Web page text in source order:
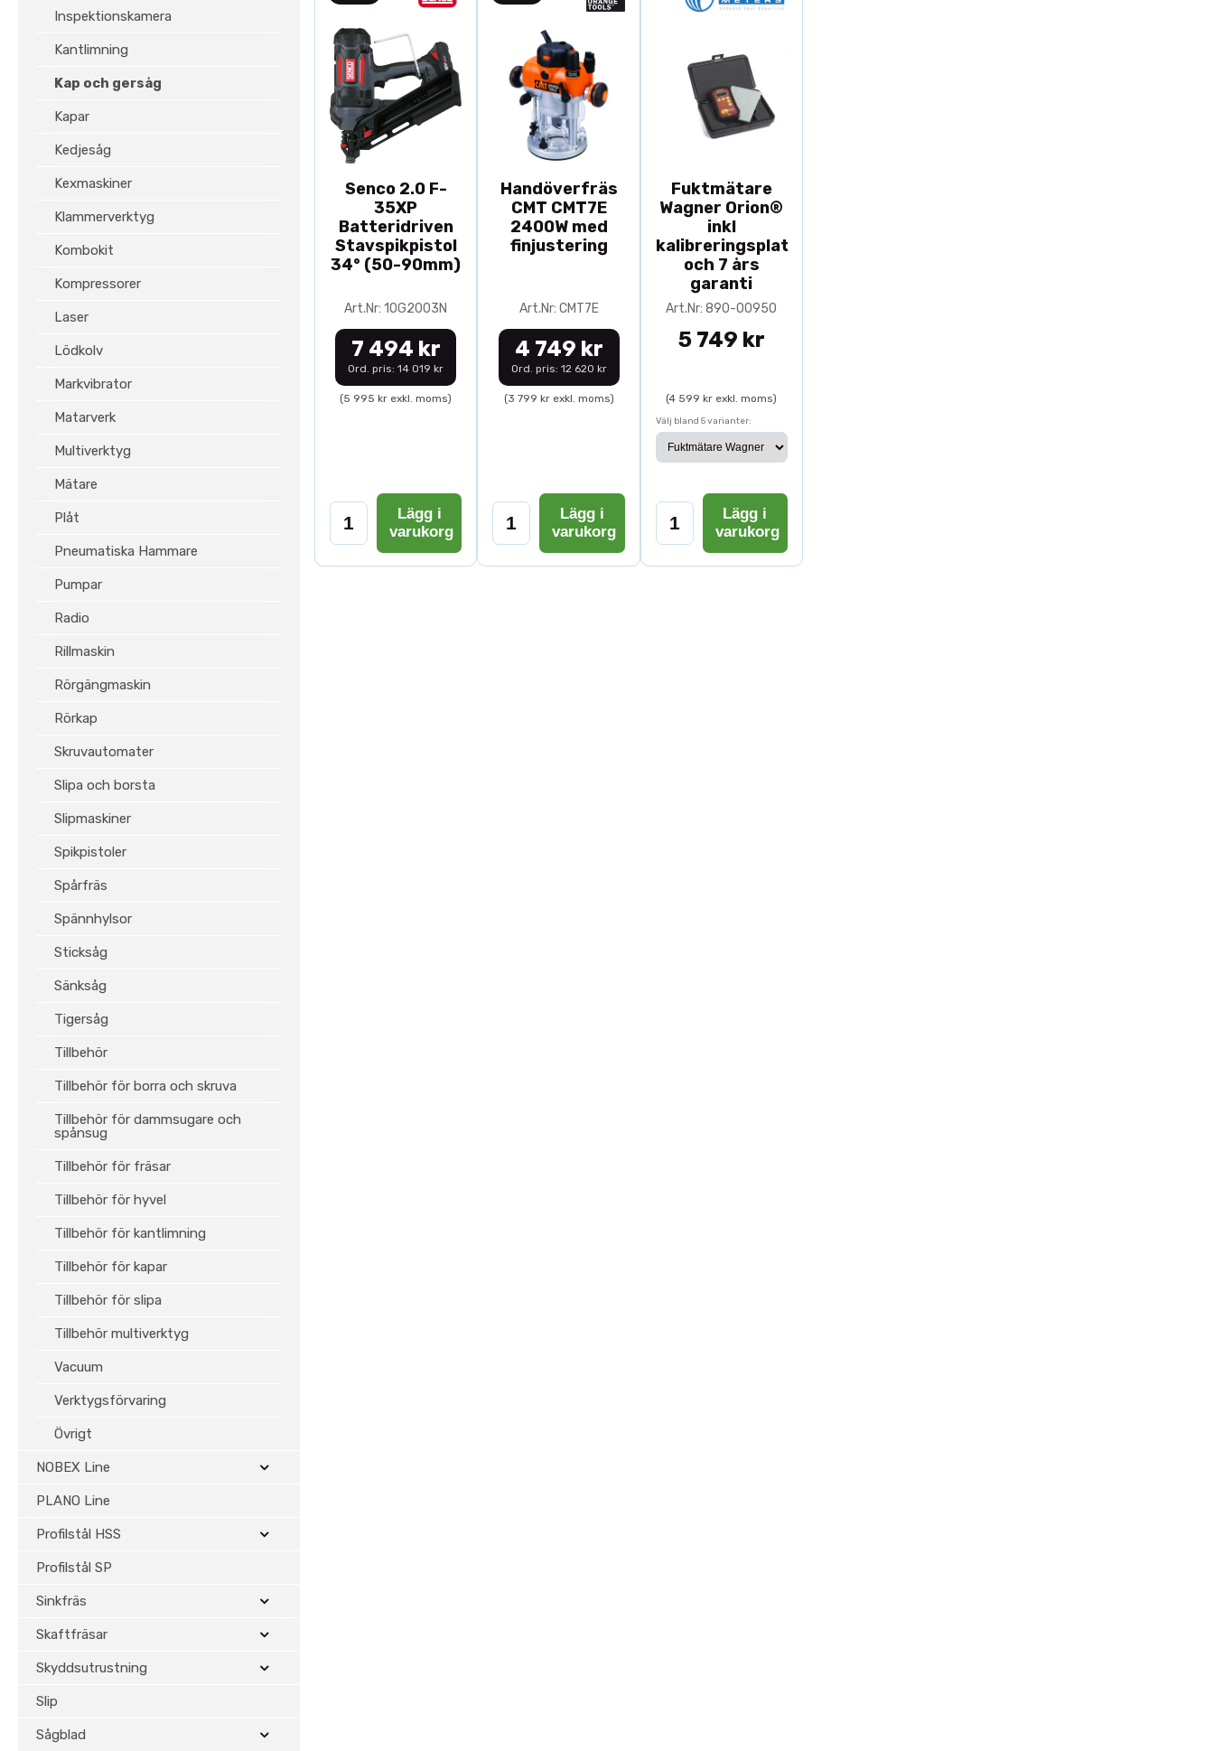
Inspektionskamera
Kantlimning
Kap och gersåg
Kapar
Kedjesåg
Kexmaskiner
Klammerverktyg
Kombokit
Kompressorer
Laser
Lödkolv
Markvibrator
Matarverk
Multiverktyg
Mätare
Plåt
Pneumatiska Hammare
Pumpar
Radio
Rillmaskin
Rörgängmaskin
Rörkap
Skruvautomater
Slipa och borsta
Slipmaskiner
Spikpistoler
Spårfräs
Spännhylsor
Sticksåg
Sänksåg
Tigersåg
Tillbehör
Tillbehör för borra och skruva
Tillbehör för dammsugare och
spånsug
Tillbehör för fräsar
Tillbehör för hyvel
Tillbehör för kantlimning
Tillbehör för kapar
Tillbehör för slipa
Tillbehör multiverktyg
Vacuum
Verktygsförvaring
Övrigt
NOBEX Line
PLANO Line
Profilstål HSS
Profilstål SP
Sinkfräs
Skaftfräsar
Skyddsutrustning
Slip
Sågblad
Senco 2.0 F-
35XP
Batteridriven
Stavspikpistol
34° (50-90mm)
Art.Nr: 10G2003N
7 494 kr
Ord. pris: 14 019 kr
(5 995 kr exkl. moms)
Lägg i
varukorg
Handöverfräs
CMT CMT7E
2400W med
finjustering
Art.Nr: CMT7E
4 749 kr
Ord. pris: 12 620 kr
(3 799 kr exkl. moms)
Lägg i
varukorg
Fuktmätare
Wagner Orion®
inkl
kalibreringsplatta
och 7 års
garanti
Art.Nr: 890-00950
5 749 kr
(4 599 kr exkl. moms)
Välj bland 5 varianter:
Lägg i
varukorg